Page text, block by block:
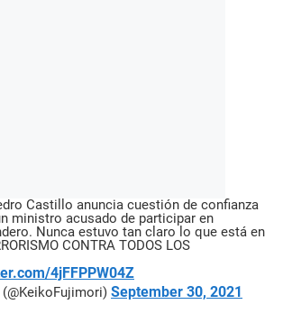
Castillo anuncia cuestión de confianza
ministro acusado de participar en
Nunca estuvo tan claro lo que está en
CONTRA TODOS LOS
4jFFPPW04Z
September 30, 2021